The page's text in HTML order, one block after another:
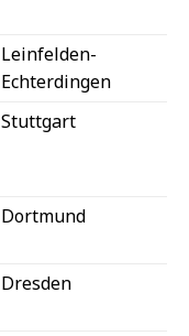
Leinfelden-
Echterdingen
Stuttgart
Dortmund
Dresden